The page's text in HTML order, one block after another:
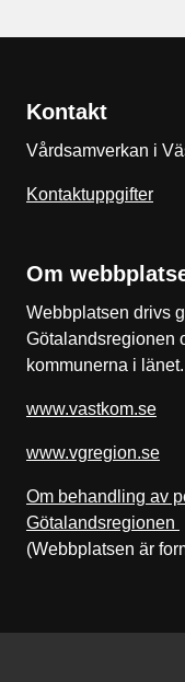
Kontakt
Vårdsamverkan i
Kontaktuppgifter
Om
Webbplatsen drivs
Götalandsregionen
kommunerna i länet.
www.vastkom.se
www.vgregion.se
Om behandling av
Götalandsregionen
(Webbplatsen är